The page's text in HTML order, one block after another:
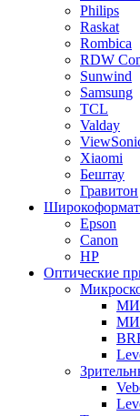
Philips
Raskat
Rombica
RDW
Sunwind
Samsung
TCL
Valday
Xiaomi
Бештау
Гравитон
Epson
Canon
HP
Оптические